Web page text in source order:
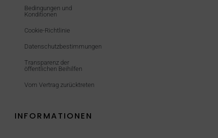
Bedingungen und
Konditionen
Cookie-Richtlinie
Datenschutzbestimmungen
Transparenz der
öffentlichen Beihilfen
Vom Vertrag zurücktreten
INFORMATIONEN